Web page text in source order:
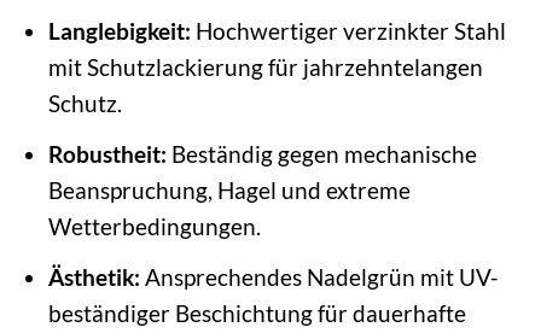
Langlebigkeit: Hochwertiger verzinkter Stahl
mit Schutzlackierung für jahrzehntelangen
Schutz.
Robustheit: Beständig gegen mechanische
Beanspruchung, Hagel und extreme
Wetterbedingungen.
Ästhetik: Ansprechendes Nadelgrün mit UV-
beständiger Beschichtung für dauerhafte